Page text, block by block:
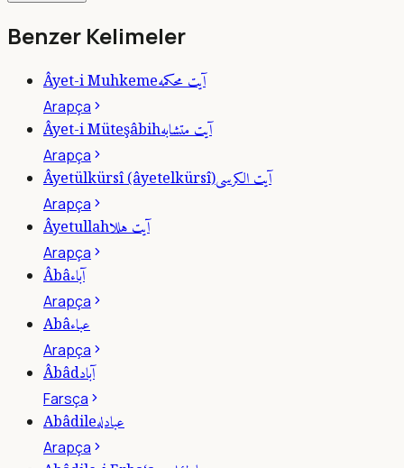
Benzer Kelimeler
Âyet-i Muhkemeآيت محكمه
Arapça
Âyet-i Müteşâbihآيت متشابه
Arapça
Âyetülkürsî (âyetelkürsî)آيت الكرسى
Arapça
Âyetullahآيت هللا
Arapça
Âbâآباء
Arapça
Abâعباء
Arapça
Âbâdآباد
Farsça
Abâdileعبادله
Arapça